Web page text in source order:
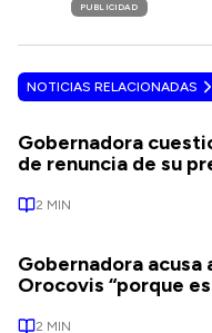
PUBLICIDAD
NOTICIAS RELACIONADAS
Gobernadora
de renuncia de su
2 MIN
Gobernadora acusa
Orocovis “porque
2 MIN